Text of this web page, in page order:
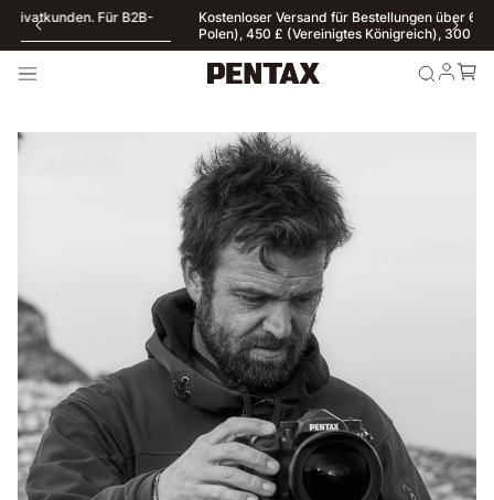
Unser Webshop richtet sich ausschließlich an Privatkunden. Für B2B-
Anfragen klicken Sie hier